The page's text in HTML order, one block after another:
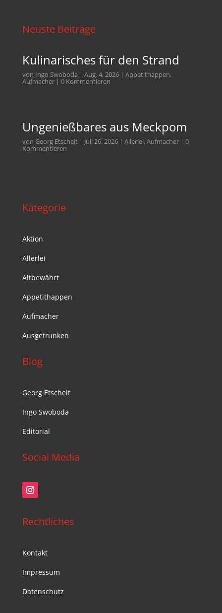
Neuste Beiträge
Kulinarisches für den Strand
von Ingo Swoboda | Aug. 4, 2026| Appetithappen,
Aufmacher| 0 Kommentieren
Ungenießbares aus Meckpom
von Georg Etscheit| Juli 26, 2026| Allerlei,Aufmacher| 0
Kommentieren
Kategorie
Aktion
Allerlei
Altbewährt
Appetithappen
Aufmacher
Ausgetrunken
Blog
Georg Etscheit
Ingo Swoboda
Editorial
Social Media
Rechtliches
Kontakt
Impressum
Datenschutz